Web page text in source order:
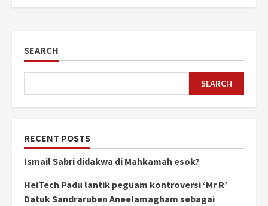
SEARCH
SEARCH
RECENT POSTS
Ismail Sabri didakwa di Mahkamah esok?
HeiTech Padu lantik peguam kontroversi ‘Mr R’
Datuk Sandraruben Aneelamagham sebagai